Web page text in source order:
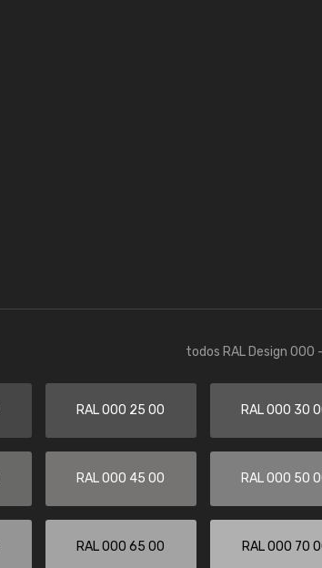
todos RAL Design 000
RAL 000 25 00 RAL 000 30
RAL 000 45 00 RAL 000 50
RAL 000 65 00 RAL 000 70